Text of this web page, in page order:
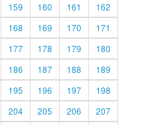
159 160 161
162
168 169 170
171
177 178 179
180
186 187 188
189
195 196 197
198
204 205 206
207